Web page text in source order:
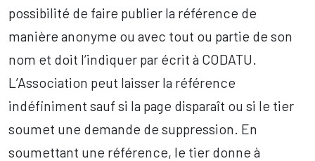
possibilité de faire publier la référence de
manière anonyme ou avec tout ou partie de son
nom et doit l’indiquer par écrit à CODATU.
L’Association peut laisser la référence
indéfiniment sauf si la page disparaît ou si le tier
soumet une demande de suppression. En
soumettant une référence, le tier donne à